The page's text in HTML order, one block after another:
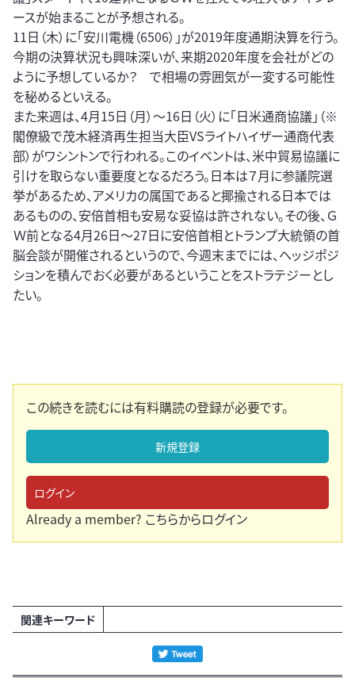
ースが始まることが予想される。
11日（木）に「安川電機（6506）」が2019年度通期決算を行う。
今期の決算状況も興味深いが、来期2020年度を会社がどの
ように予想しているか？ で相場の雰囲気が一変する可能性
を秘めるといえる。
また来週は、4月15日（月）～16日（火）に「日米通商協議」（※
閣僚級で茂木経済再生担当大臣VSライトハイザー通商代表
部）がワシントンで行われる。このイベントは、米中貿易協議に
引けを取らない重要度となるだろう。日本は７月に参議院選
挙があるため、アメリカの属国であると揶揄される日本では
あるものの、安倍首相も安易な妥協は許されない。その後、Ｇ
Ｗ前となる4月26日～27日に安倍首相とトランプ大統領の首
脳会談が開催されるというので、今週末までには、ヘッジポジ
ションを積んでおく必要があるということをストラテジーとし
たい。
この続きを読むには有料購読の登録が必要です。
新規登録
ログイン
Already a member? こちらからログイン
関連キーワード